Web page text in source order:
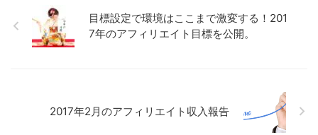
目標設定で環境はここまで激変する！201
7年のアフィリエイト目標を公開。
2017年2月のアフィリエイト収入報告